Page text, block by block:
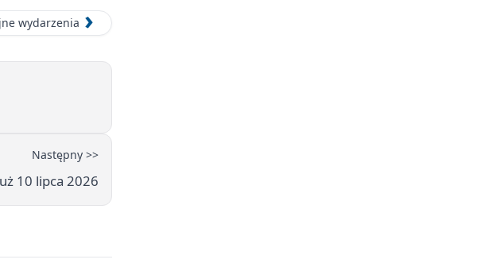
wydarzenia
Następny >>
10 lipca 2026